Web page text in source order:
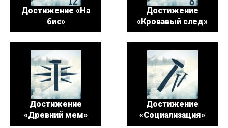
Достижение «На
бис»
Достижение
«Кровавый след»
Достижение
«Древний мем»
Достижение
«Социализация»